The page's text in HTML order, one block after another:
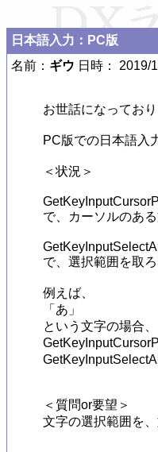
日本語入力：PC版
名前： ギウ 日時： 2019/
お世話になっており
PC版での日本語入
＜状況＞
で、カーソルのあ
で、選択範囲を取
例えば、
「あ」
という文字の場合、
＜質問or要望＞
文字の選択範囲を